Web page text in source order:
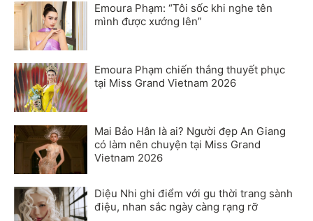
Emoura Phạm: “Tôi sốc khi nghe tên
mình được xướng lên”
Emoura Phạm chiến thắng thuyết phục
tại Miss Grand Vietnam 2026
Mai Bảo Hân là ai? Người đẹp An Giang
có làm nên chuyện tại Miss Grand
Vietnam 2026
Diệu Nhi ghi điểm với gu thời trang sành
điệu, nhan sắc ngày càng rạng rỡ